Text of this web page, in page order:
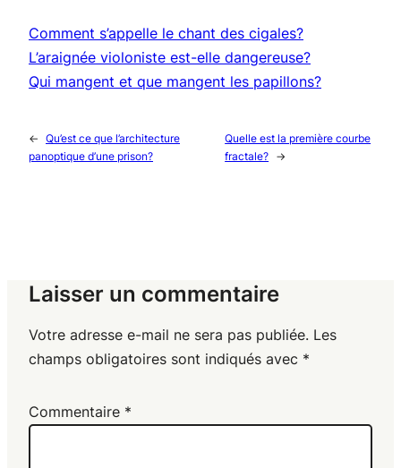
Comment s’appelle le chant des cigales?
L’araignée violoniste est-elle dangereuse?
Qui mangent et que mangent les papillons?
← Qu’est ce que l’architecture
panoptique d’une prison?
Quelle est la première courbe
fractale? →
Laisser un commentaire
Votre adresse e-mail ne sera pas publiée. Les
champs obligatoires sont indiqués avec *
Commentaire *